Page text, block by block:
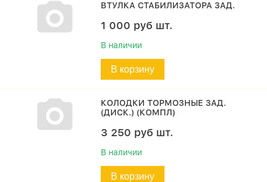
ВТУЛКА СТАБИЛИЗАТОРА ЗАД.
1 000 руб шт.
В наличии
В корзину
КОЛОДКИ ТОРМОЗНЫЕ ЗАД.
(ДИСК.) (КОМПЛ)
3 250 руб шт.
В наличии
В корзину